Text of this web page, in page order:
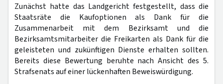
Zunächst hatte das Landgericht festgestellt, dass die
Staatsräte die Kaufoptionen als Dank für die
Zusammenarbeit mit dem Bezirksamt und die
Bezirksamtsmitarbeiter die Freikarten als Dank für die
geleisteten und zukünftigen Dienste erhalten sollten.
Bereits diese Bewertung beruhte nach Ansicht des 5.
Strafsenats auf einer lückenhaften Beweiswürdigung.